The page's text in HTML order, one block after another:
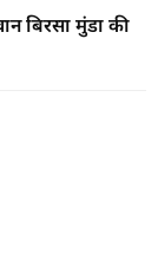
बिरसा मुंडा की